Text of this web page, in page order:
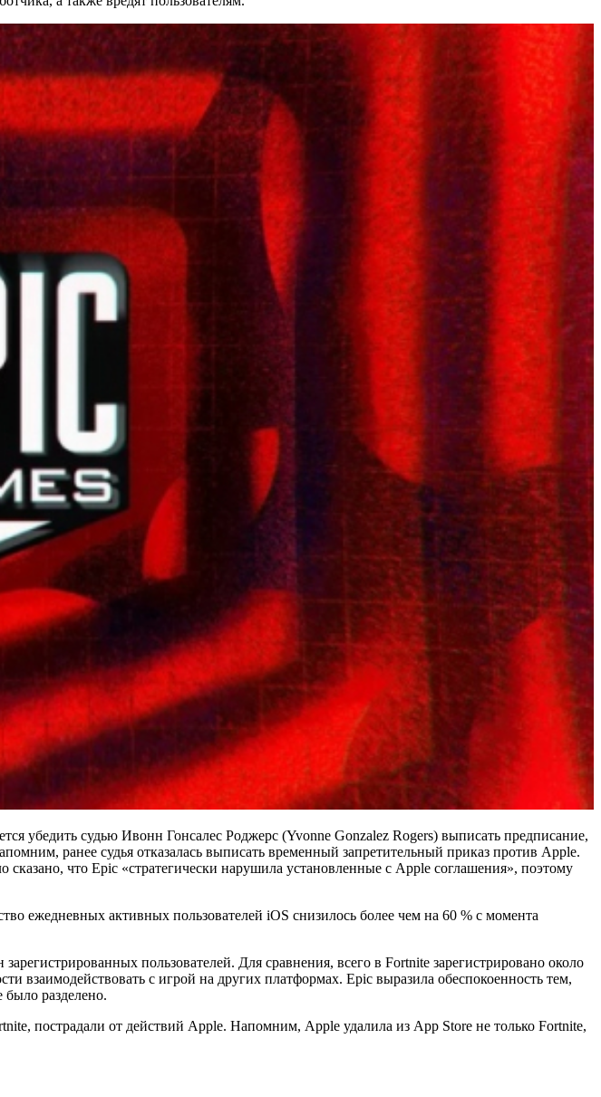
убедить судью Ивонн Гонсалес Роджерс (Yvonne Gonzalez Rogers) выписать предписание,
ранее судья отказалась выписать временный запретительный приказ против Apple.
что Epic «стратегически нарушила установленные с Apple соглашения», поэтому
ежедневных активных пользователей iOS снизилось более чем на 60 % с момента
пользователей. Для сравнения, всего в Fortnite зарегистрировано около
взаимодействовать с игрой на других платформах. Epic выразила обеспокоенность тем,
было разделено.
пострадали от действий Apple. Напомним, Apple удалила из App Store не только Fortnite,